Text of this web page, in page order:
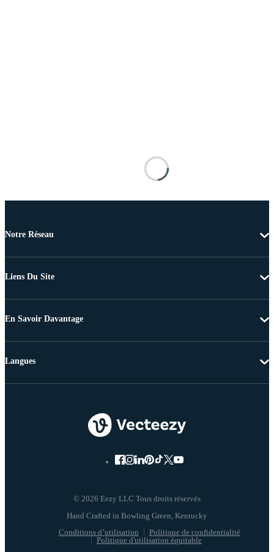
Notre Réseau
Liens Du Site
En Savoir Davantage
© 2026 Eezy LLC Tous droits réservés
Conditions d’utilisation
Politique de confidentialité
Politique d'utilisation équitable
Langues